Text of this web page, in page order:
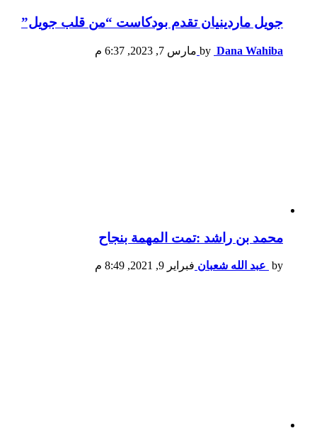
جويل ماردينيان تقدم بودكاست “من قلب جويل”
by Dana Wahiba مارس 7, 2023, 6:37 م
محمد بن راشد :تمت المهمة بنجاح
by عبد الله شعبان فبراير 9, 2021, 8:49 م